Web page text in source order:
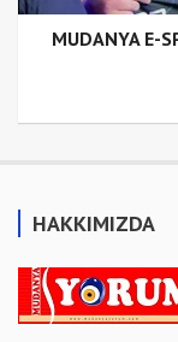
MUDANYA E-
HAKKIMIZDA